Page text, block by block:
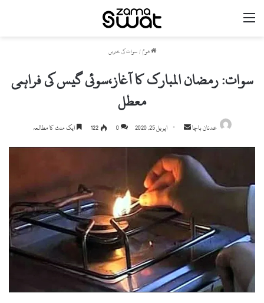
مینو
ھوم / سوات کی خبریں
سوات: رمضان المبارک کا آغاز،سوئی گیس کی فراہمی
معطل
عدنان باچا
Send
email
اپریل 25, 2020 0
122 ایک منٹ کا مطالعہ